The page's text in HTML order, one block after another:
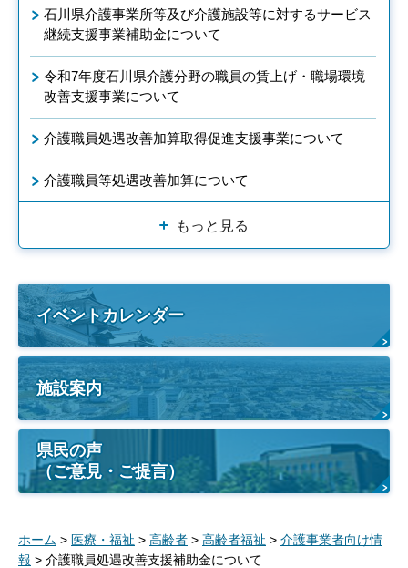
石川県介護事業所等及び介護施設等に対するサービス
継続支援事業補助金について
令和7年度石川県介護分野の職員の賃上げ・職場環境
改善支援事業について
介護職員処遇改善加算取得促進支援事業について
介護職員等処遇改善加算について
もっと見る
イベントカレンダー
施設案内
県民の声
（ご意見・ご提言）
ホーム > 医療・福祉 > 高齢者 > 高齢者福祉 > 介護事業者向け情
報 > 介護職員処遇改善支援補助金について